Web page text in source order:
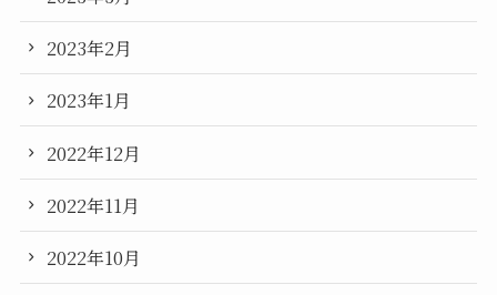
2023年2月
2023年1月
2022年12月
2022年11月
2022年10月